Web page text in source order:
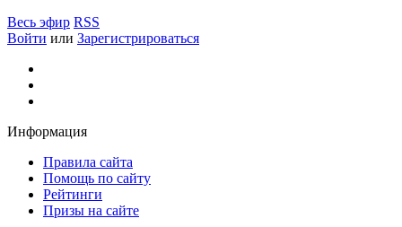
Весь эфир RSS
Войти или Зарегистрироваться
Информация
Правила сайта
Помощь по сайту
Рейтинги
Призы на сайте